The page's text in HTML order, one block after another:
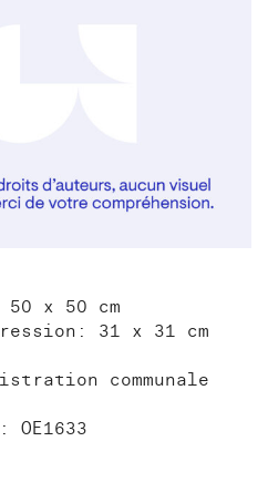
x 50 cm
31 x 31 cm
communale